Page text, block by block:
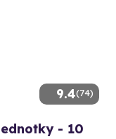
9.4(74)
- 10